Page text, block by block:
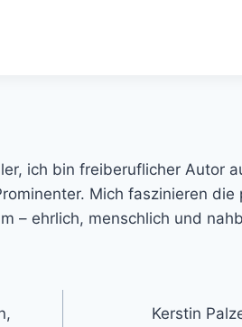
ich bin freiberuflicher Autor
Mich faszinieren die
– ehrlich, menschlich und
Kerstin